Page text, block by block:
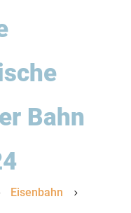
Bahn
Eisenbahn 5